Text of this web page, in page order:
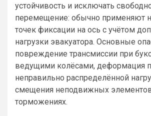
устойчивость и исключать
перемещение: обычно применяют
точек фиксации на ось с учётом
нагрузки эвакуатора. Основные
повреждение трансмиссии при
ведущими колёсами, деформация
неправильно распределённой
смещения неподвижных
торможениях.